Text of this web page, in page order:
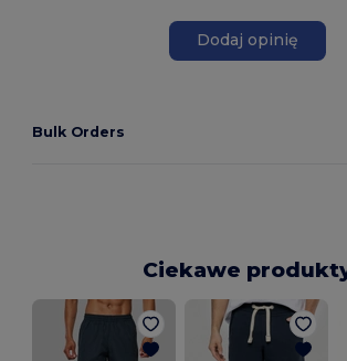
Dodaj opinię
Bulk Orders
Ciekawe